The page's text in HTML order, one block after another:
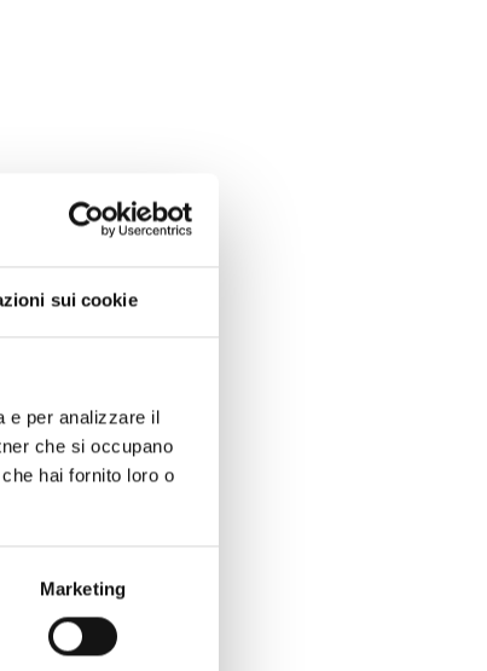
sui cookie
e per analizzare il
che si occupano
hai fornito loro o
Marketing